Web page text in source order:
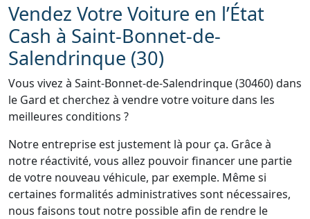
Vendez Votre Voiture en l’État
Cash à Saint-Bonnet-de-
Salendrinque (30)
Vous vivez à Saint-Bonnet-de-Salendrinque (30460) dans
le Gard et cherchez à vendre votre voiture dans les
meilleures conditions ?
Notre entreprise est justement là pour ça. Grâce à
notre réactivité, vous allez pouvoir financer une partie
de votre nouveau véhicule, par exemple. Même si
certaines formalités administratives sont nécessaires,
nous faisons tout notre possible afin de rendre le